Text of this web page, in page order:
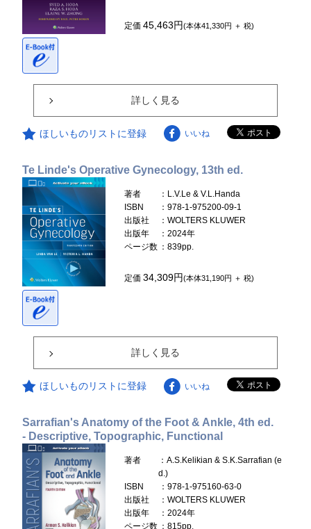
定価45,463円(本体41,330円 ＋ 税)
詳しく見る
ほしいものリストに登録 いいね
Te Linde's Operative Gynecology, 13th ed.
著者
：L.V.Le & V.L.Handa
ISBN
：978-1-975200-09-1
出版社
：WOLTERS KLUWER
出版年
：2024年
ページ数 ：839pp.
定価34,309円(本体31,190円 ＋ 税)
詳しく見る
ほしいものリストに登録 いいね
Sarrafian's Anatomy of the Foot & Ankle, 4th ed.
- Descriptive, Topographic, Functional
著者
：A.S.Kelikian & S.K.Sarrafian (e
d.)
ISBN
：978-1-975160-63-0
出版社
：WOLTERS KLUWER
出版年
：2024年
ページ数 ：815pp.